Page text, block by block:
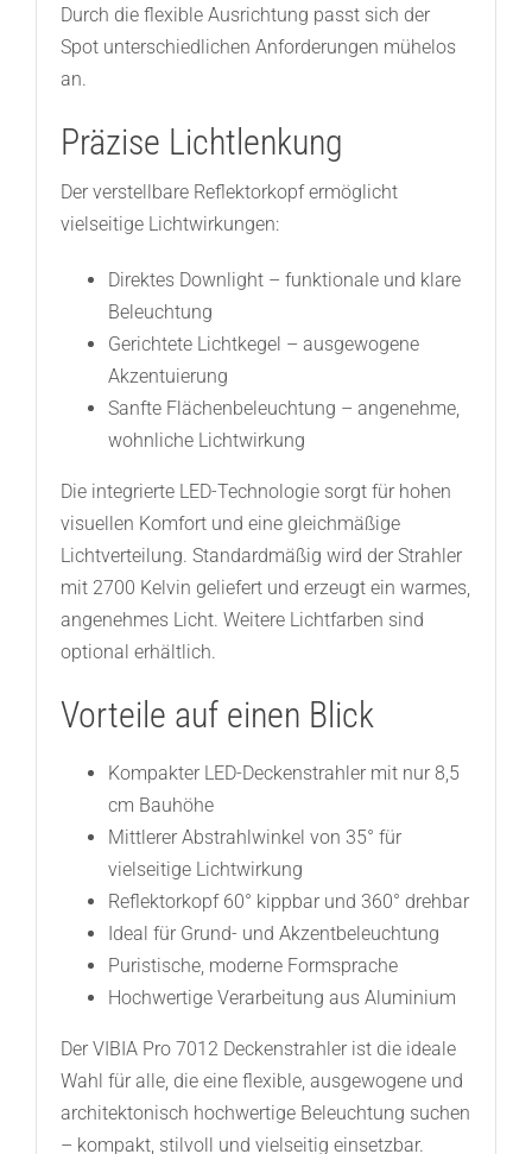
Durch die flexible Ausrichtung passt sich der
Spot unterschiedlichen Anforderungen mühelos
an.
Präzise Lichtlenkung
Der verstellbare Reflektorkopf ermöglicht
vielseitige Lichtwirkungen:
Direktes Downlight – funktionale und klare
Beleuchtung
Gerichtete Lichtkegel – ausgewogene
Akzentuierung
Sanfte Flächenbeleuchtung – angenehme,
wohnliche Lichtwirkung
Die integrierte LED-Technologie sorgt für hohen
visuellen Komfort und eine gleichmäßige
Lichtverteilung. Standardmäßig wird der Strahler
mit 2700 Kelvin geliefert und erzeugt ein warmes,
angenehmes Licht. Weitere Lichtfarben sind
optional erhältlich.
Vorteile auf einen Blick
Kompakter LED-Deckenstrahler mit nur 8,5
cm Bauhöhe
Mittlerer Abstrahlwinkel von 35° für
vielseitige Lichtwirkung
Reflektorkopf 60° kippbar und 360° drehbar
Ideal für Grund- und Akzentbeleuchtung
Puristische, moderne Formsprache
Hochwertige Verarbeitung aus Aluminium
Der VIBIA Pro 7012 Deckenstrahler ist die ideale
Wahl für alle, die eine flexible, ausgewogene und
architektonisch hochwertige Beleuchtung suchen
– kompakt, stilvoll und vielseitig einsetzbar.